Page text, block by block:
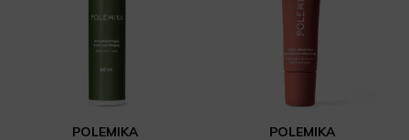
POLEMIKA POLEMIKA